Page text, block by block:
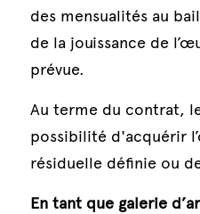
des mensualités au
de la jouissance de
prévue.
Au terme du contrat,
possibilité d'acquérir
résiduelle définie ou
En tant que galerie